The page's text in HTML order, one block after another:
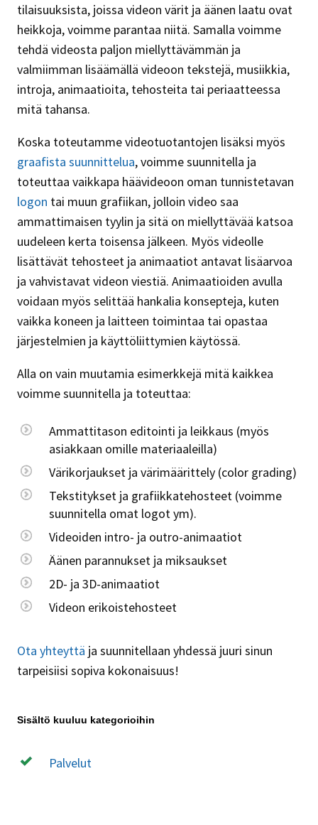
tilaisuuksista, joissa videon värit ja äänen laatu ovat
heikkoja, voimme parantaa niitä. Samalla voimme
tehdä videosta paljon miellyttävämmän ja
valmiimman lisäämällä videoon tekstejä, musiikkia,
introja, animaatioita, tehosteita tai periaatteessa
mitä tahansa.
Koska toteutamme videotuotantojen lisäksi myös
graafista suunnittelua, voimme suunnitella ja
toteuttaa vaikkapa häävideoon oman tunnistetavan
logon tai muun grafiikan, jolloin video saa
ammattimaisen tyylin ja sitä on miellyttävää katsoa
uudeleen kerta toisensa jälkeen. Myös videolle
lisättävät tehosteet ja animaatiot antavat lisäarvoa
ja vahvistavat videon viestiä. Animaatioiden avulla
voidaan myös selittää hankalia konsepteja, kuten
vaikka koneen ja laitteen toimintaa tai opastaa
järjestelmien ja käyttöliittymien käytössä.
Alla on vain muutamia esimerkkejä mitä kaikkea
voimme suunnitella ja toteuttaa:
Ammattitason editointi ja leikkaus (myös
asiakkaan omille materiaaleilla)
Värikorjaukset ja värimäärittely (color grading)
Tekstitykset ja grafiikkatehosteet (voimme
suunnitella omat logot ym).
Videoiden intro- ja outro-animaatiot
Äänen parannukset ja miksaukset
2D- ja 3D-animaatiot
Videon erikoistehosteet
Ota yhteyttä ja suunnitellaan yhdessä juuri sinun
tarpeisiisi sopiva kokonaisuus!
Sisältö kuuluu kategorioihin
Palvelut